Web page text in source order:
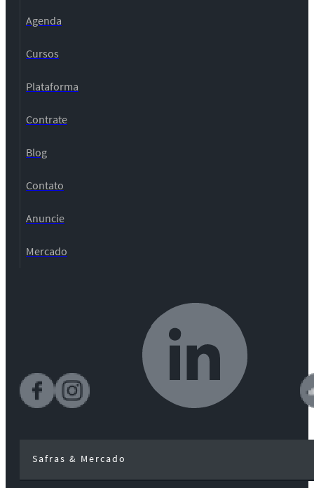
Agenda
Cursos
Plataforma
Contrate
Blog
Contato
Anuncie
Mercado
Safras & Mercado